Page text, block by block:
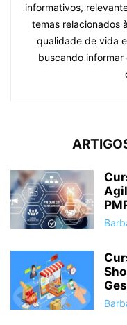
informativos,
temas relacionados
qualidade de vida
buscando